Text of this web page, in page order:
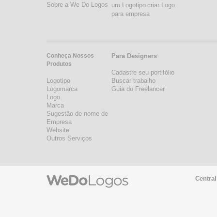
Sobre a We Do Logos
Conheça Nossos
Produtos
Logotipo
Logomarca
Logo
Marca
Sugestão de nome de
Empresa
Website
Outros Serviços
um Logotipo criar Logo
para empresa
Para Designers
Cadastre seu portifólio
Buscar trabalho
Guia do Freelancer